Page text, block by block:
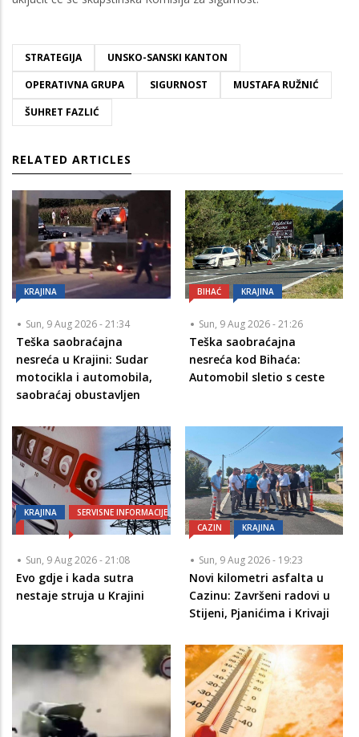
STRATEGIJA
UNSKO-SANSKI KANTON
OPERATIVNA GRUPA
SIGURNOST
MUSTAFA RUŽNIĆ
ŠUHRET FAZLIĆ
RELATED ARTICLES
KRAJINA
Sun, 9 Aug 2026 - 21:34
Teška saobraćajna
nesreća u Krajini: Sudar
motocikla i automobila,
saobraćaj obustavljen
BIHAĆ KRAJINA
Sun, 9 Aug 2026 - 21:26
Teška saobraćajna
nesreća kod Bihaća:
Automobil sletio s ceste
KRAJINA SERVISNE INFORMACIJE
Sun, 9 Aug 2026 - 21:08
Evo gdje i kada sutra
nestaje struja u Krajini
CAZIN KRAJINA
Sun, 9 Aug 2026 - 19:23
Novi kilometri asfalta u
Cazinu: Završeni radovi u
Stijeni, Pjanićima i Krivaji